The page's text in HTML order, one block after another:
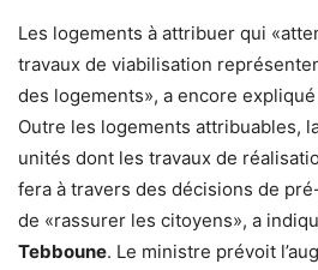
Les logements à attribuer qui
travaux de viabilisation
des logements», a encore
Outre les logements attribuables,
unités dont les travaux de
fera à travers des décisions de
de «rassurer les citoyens», a
Tebboune. Le ministre prévoit